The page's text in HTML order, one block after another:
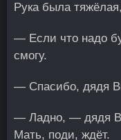
Рука была
— Если что надо
смогу.
— Спасибо, дядя
— Ладно, — дядя
Мать, поди, ждёт.